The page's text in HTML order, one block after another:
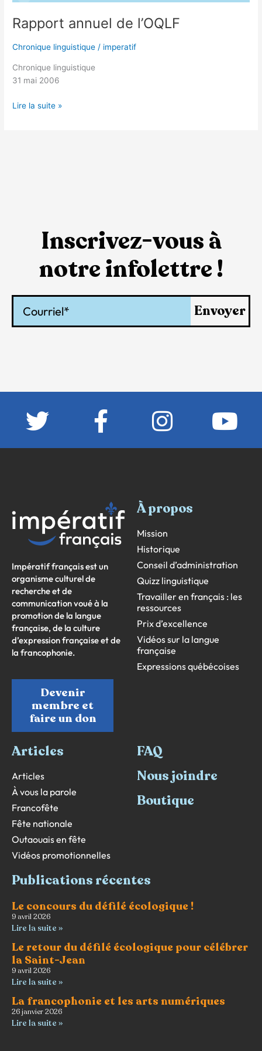
Rapport annuel de l’OQLF
Chronique linguistique / imperatif
Chronique linguistique
31 mai 2006
Lire la suite »
Inscrivez-vous à
notre infolettre !
Envoyer
Impératif français est un
organisme culturel de
recherche et de
communication voué à la
promotion de la langue
française, de la culture
d’expression française et de
la francophonie.
Devenir
membre et
faire un don
À propos
Mission
Historique
Conseil d’administration
Quizz linguistique
Travailler en français : les
ressources
Prix d’excellence
Vidéos sur la langue
française
Expressions québécoises
Articles
Articles
À vous la parole
Francofête
Fête nationale
Outaouais en fête
Vidéos promotionnelles
FAQ
Nous joindre
Boutique
Publications récentes
Le concours du défilé écologique !
9 avril 2026
Lire la suite »
Le retour du défilé écologique pour célébrer
la Saint-Jean
9 avril 2026
Lire la suite »
La francophonie et les arts numériques
26 janvier 2026
Lire la suite »